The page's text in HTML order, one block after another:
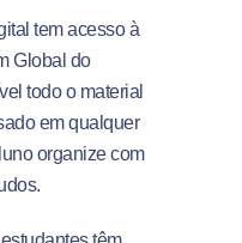
tem acesso à
Global do
todo o material
em qualquer
organize com